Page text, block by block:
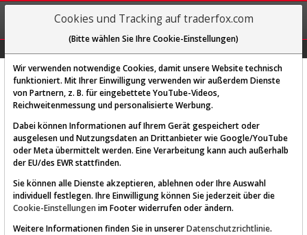
REGIS-
TRIEREN
Diese Funktion ist nur für
AKTIEN-TERMINAL
Cookies und Tracking auf traderfox.com
(Bitte wählen Sie Ihre Cookie-Einstellungen)
Wir verwenden notwendige Cookies, damit unsere Website technisch
funktioniert. Mit Ihrer Einwilligung verwenden wir außerdem Dienste
von Partnern, z. B. für eingebettete YouTube-Videos,
Reichweitenmessung und personalisierte Werbung.
Dabei können Informationen auf Ihrem Gerät gespeichert oder
ausgelesen und Nutzungsdaten an Drittanbieter wie Google/YouTube
oder Meta übermittelt werden. Eine Verarbeitung kann auch außerhalb
der EU/des EWR stattfinden.
Sie können alle Dienste akzeptieren, ablehnen oder Ihre Auswahl
individuell festlegen. Ihre Einwilligung können Sie jederzeit über die
Cookie-Einstellungen im Footer widerrufen oder ändern.
Weitere Informationen finden Sie in unsererDatenschutzrichtlinie.